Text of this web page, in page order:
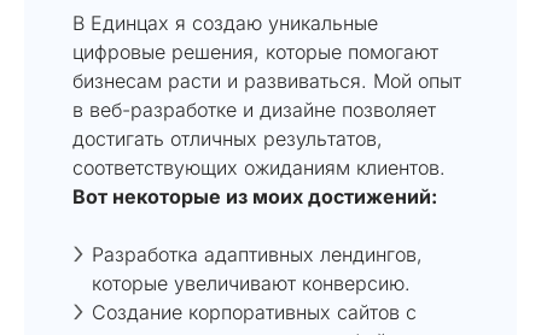
В Единцах я создаю уникальные
цифровые решения, которые помогают
бизнесам расти и развиваться. Мой опыт
в веб-разработке и дизайне позволяет
достигать отличных результатов,
соответствующих ожиданиям клиентов.
Вот некоторые из моих достижений:
Разработка адаптивных лендингов,
которые увеличивают конверсию.
Создание корпоративных сайтов с